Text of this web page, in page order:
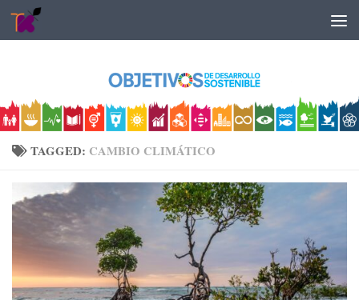
Skip to content
TAGGED: CAMBIO CLIMÁTICO